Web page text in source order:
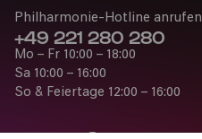
Philharmonie-Hotline anrufen
+49 221 280 280
Mo – Fr 10:00 – 18:00
Sa 10:00 – 16:00
So & Feiertage 12:00 – 16:00